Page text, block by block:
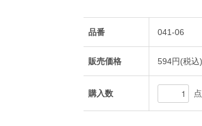
品番 041-06
販売価格 594円(税込)
購入数 点